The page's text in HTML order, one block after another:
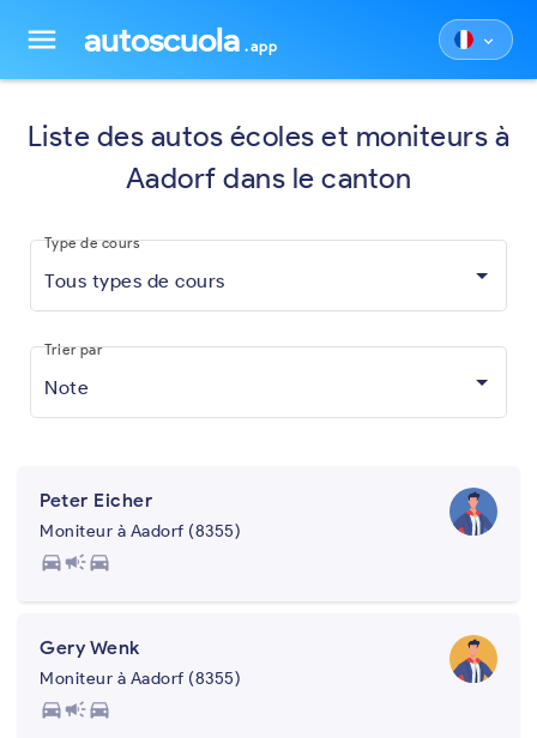
menu autoscuola .app keyboard_arrow_down
Liste des autos écoles et moniteurs à
Aadorf dans le canton
Tous types de cours
Type de cours
Note
Trier par
Peter Eicher
Moniteur à Aadorf (8355)
directions_carcampaigndirections_car
Gery Wenk
Moniteur à Aadorf (8355)
directions_carcampaigndirections_car